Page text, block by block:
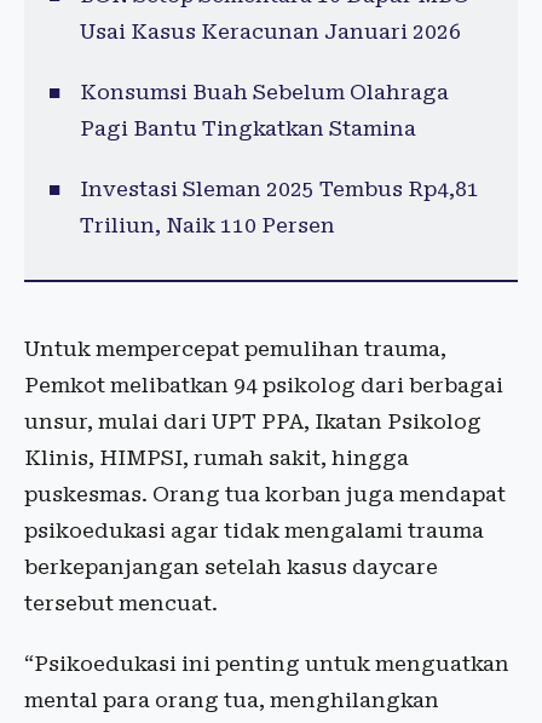
Usai Kasus Keracunan Januari 2026
Konsumsi Buah Sebelum Olahraga
Pagi Bantu Tingkatkan Stamina
Investasi Sleman 2025 Tembus Rp4,81
Triliun, Naik 110 Persen
Untuk mempercepat pemulihan trauma,
Pemkot melibatkan 94 psikolog dari berbagai
unsur, mulai dari UPT PPA, Ikatan Psikolog
Klinis, HIMPSI, rumah sakit, hingga
puskesmas. Orang tua korban juga mendapat
psikoedukasi agar tidak mengalami trauma
berkepanjangan setelah kasus daycare
tersebut mencuat.
“Psikoedukasi ini penting untuk menguatkan
mental para orang tua, menghilangkan